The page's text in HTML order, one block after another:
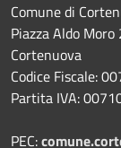
Comune di
Piazza Aldo
Cortenuova
Codice Fiscale:
Partita IVA:
PEC: